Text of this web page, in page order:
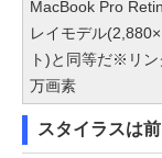
MacBook Pro
レイモデル
ト)と同等だ※リ
万画素
スタイラスは